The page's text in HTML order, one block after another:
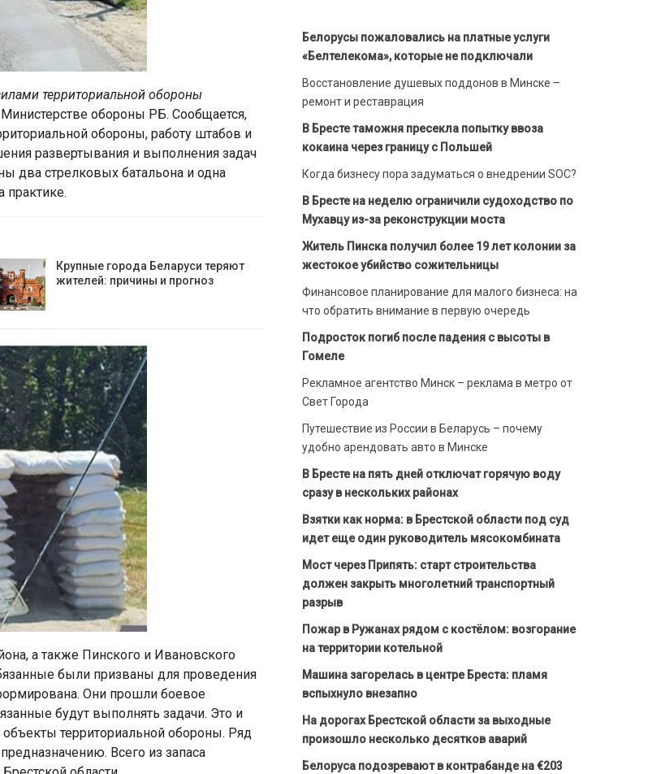
территориальной обороны
обороны РБ. Сообщается,
обороны, работу штабов и
развертывания и выполнения задач
два стрелковых батальона и одна
практике.
Крупные города Беларуси теряют
жителей: причины и прогноз
а также Пинского и Ивановского
были призваны для проведения
Они прошли боевое
будут выполнять задачи. Это и
территориальной обороны. Ряд
Всего из запаса
Белорусы пожаловались на платные услуги
«Белтелекома», которые не подключали
Восстановление душевых поддонов в Минске –
ремонт и реставрация
В Бресте таможня пресекла попытку ввоза
кокаина через границу с Польшей
Когда бизнесу пора задуматься о внедрении SOC?
В Бресте на неделю ограничили судоходство по
Мухавцу из-за реконструкции моста
Житель Пинска получил более 19 лет колонии за
жестокое убийство сожительницы
Финансовое планирование для малого бизнеса: на
что обратить внимание в первую очередь
Подросток погиб после падения с высоты в
Гомеле
Рекламное агентство Минск – реклама в метро от
Свет Города
Путешествие из России в Беларусь – почему
удобно арендовать авто в Минске
В Бресте на пять дней отключат горячую воду
сразу в нескольких районах
Взятки как норма: в Брестской области под суд
идет еще один руководитель мясокомбината
Мост через Припять: старт строительства
должен закрыть многолетний транспортный
разрыв
Пожар в Ружанах рядом с костёлом: возгорание
на территории котельной
Машина загорелась в центре Бреста: пламя
вспыхнуло внезапно
На дорогах Брестской области за выходные
произошло несколько десятков аварий
Белоруса подозревают в контрабанде на €203